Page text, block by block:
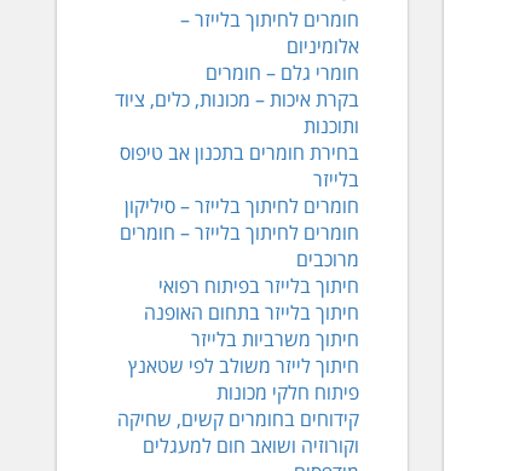
חומרים לחיתוך בלייזר –
אלומיניום
חומרי גלם – חומרים
בקרת איכות – מכונות, כלים, ציוד
ותוכנות
בחירת חומרים בתכנון אב טיפוס
בלייזר
חומרים לחיתוך בלייזר – סיליקון
חומרים לחיתוך בלייזר – חומרים
מרוכבים
חיתוך בלייזר בפיתוח רפואי
חיתוך בלייזר בתחום האופנה
חיתוך משרביות בלייזר
חיתוך לייזר משולב לפי שטאנץ
פיתוח חלקי מכונות
קידוחים בחומרים קשים, שחיקה
וקורוזיה ושואב חום למעגלים